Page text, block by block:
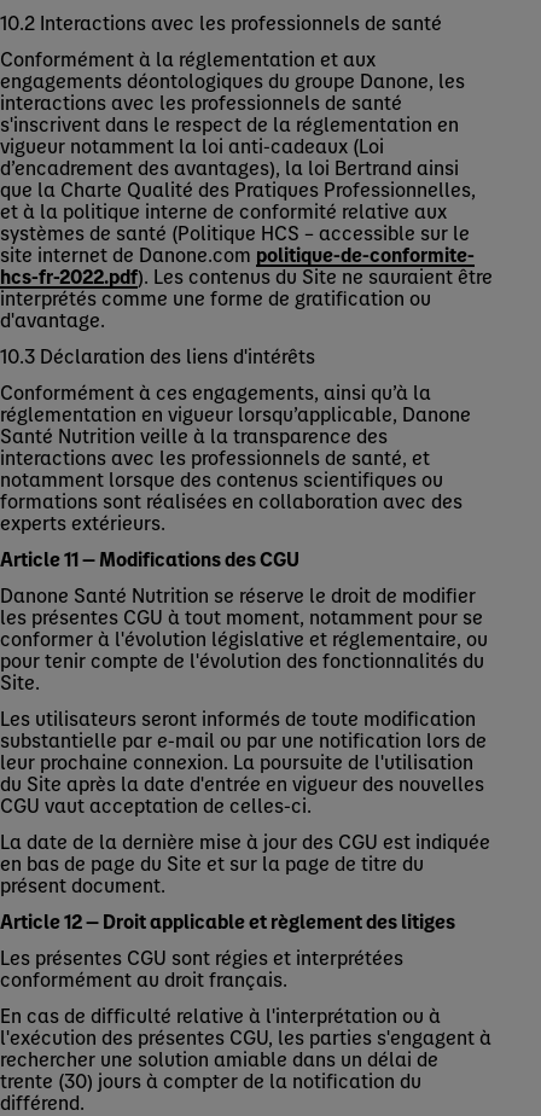
10.2 Interactions avec les professionnels de santé
Conformément à la réglementation et aux
engagements déontologiques du groupe Danone, les
interactions avec les professionnels de santé
s'inscrivent dans le respect de la réglementation en
vigueur notamment la loi anti-cadeaux (Loi
d’encadrement des avantages), la loi Bertrand ainsi
que la Charte Qualité des Pratiques Professionnelles,
et à la politique interne de conformité relative aux
systèmes de santé (Politique HCS – accessible sur le
site internet de Danone.com politique-de-conformite-
hcs-fr-2022.pdf). Les contenus du Site ne sauraient être
interprétés comme une forme de gratification ou
d'avantage.
10.3 Déclaration des liens d'intérêts
Conformément à ces engagements, ainsi qu’à la
réglementation en vigueur lorsqu’applicable, Danone
Santé Nutrition veille à la transparence des
interactions avec les professionnels de santé, et
notamment lorsque des contenus scientifiques ou
formations sont réalisées en collaboration avec des
experts extérieurs.
Article 11 — Modifications des CGU
Danone Santé Nutrition se réserve le droit de modifier
les présentes CGU à tout moment, notamment pour se
conformer à l'évolution législative et réglementaire, ou
pour tenir compte de l'évolution des fonctionnalités du
Site.
Les utilisateurs seront informés de toute modification
substantielle par e-mail ou par une notification lors de
leur prochaine connexion. La poursuite de l'utilisation
du Site après la date d'entrée en vigueur des nouvelles
CGU vaut acceptation de celles-ci.
La date de la dernière mise à jour des CGU est indiquée
en bas de page du Site et sur la page de titre du
présent document.
Article 12 — Droit applicable et règlement des litiges
Les présentes CGU sont régies et interprétées
conformément au droit français.
En cas de difficulté relative à l'interprétation ou à
l'exécution des présentes CGU, les parties s'engagent à
rechercher une solution amiable dans un délai de
trente (30) jours à compter de la notification du
différend.